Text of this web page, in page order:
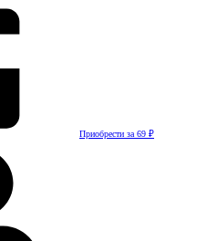
Приобрести за 69 ₽